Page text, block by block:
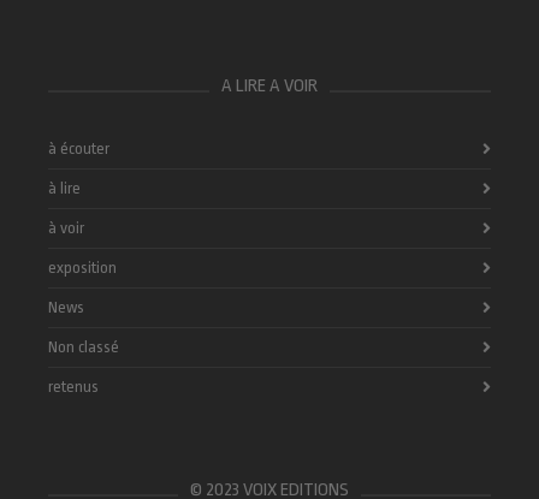
A LIRE A VOIR
à écouter
à lire
à voir
exposition
News
Non classé
retenus
© 2023 VOIX EDITIONS